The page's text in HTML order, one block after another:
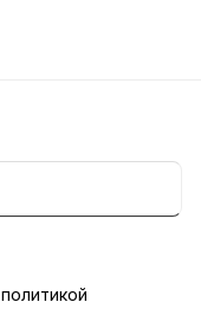
политикой